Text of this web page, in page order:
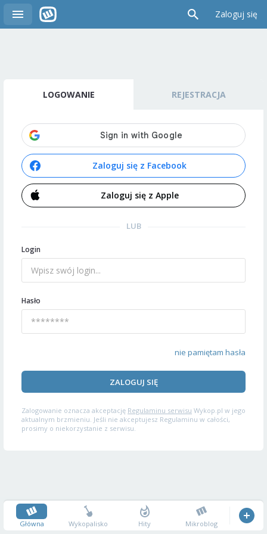
Zaloguj się
LOGOWANIE REJESTRACJA
Zaloguj się z Facebook
Zaloguj się z Apple
LUB
Login
Hasło
nie pamiętam hasła
ZALOGUJ SIĘ
Zalogowanie oznacza akceptację Regulaminu serwisu Wykop.pl w jego
aktualnym brzmieniu. Jeśli nie akceptujesz Regulaminu w całości,
prosimy o niekorzystanie z serwisu.
Główna Wykopalisko Hity Mikroblog